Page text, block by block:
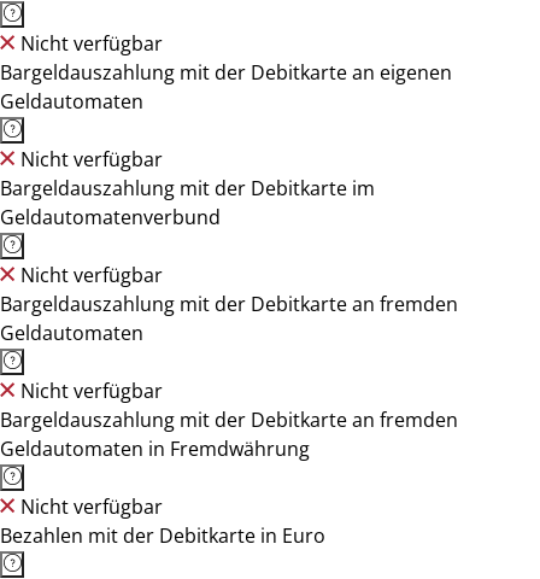
Nicht verfügbar
Bargeldauszahlung mit der Debitkarte an eigenen
Geldautomaten
Nicht verfügbar
Bargeldauszahlung mit der Debitkarte im
Geldautomatenverbund
Nicht verfügbar
Bargeldauszahlung mit der Debitkarte an fremden
Geldautomaten
Nicht verfügbar
Bargeldauszahlung mit der Debitkarte an fremden
Geldautomaten in Fremdwährung
Nicht verfügbar
Bezahlen mit der Debitkarte in Euro